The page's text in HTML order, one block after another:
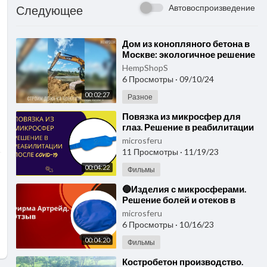
Следующее Автовоспроизведение
00:02:27
⁣Дом из конопляного бетона в
Москве: экологичное решение
для городского жилья,
магазин конопли.
HempShopS
6 Просмотры · 09/10/24
Разное
00:04:22
⁣Повязка из микросфер для
глаз. Решение в реабилитации
после COVID-19 и
преодолении бессонницы.
microsferu
11 Просмотры · 11/19/23
Фильмы
00:04:20
⁣🔵Изделия с микросферами.
Решение болей и отеков в
ногах. Отзыв🔵
microsferu
6 Просмотры · 10/16/23
Фильмы
⁣Костробетон производство.